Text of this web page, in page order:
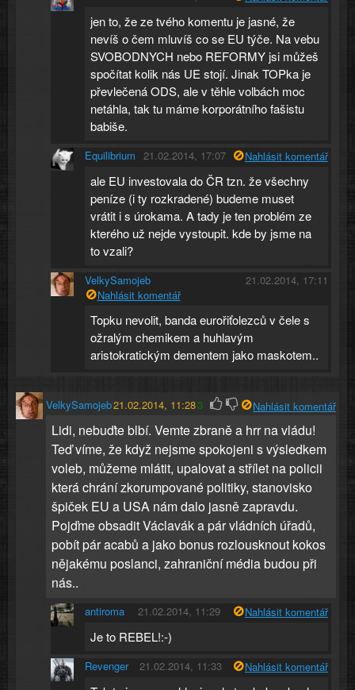
jen to, že ze tvého komentu je jasné, že
nevíš o čem mluvíš co se EU týče. Na vebu
SVOBODNYCH nebo REFORMY jsi můžeš
spočítat kolik nás UE stojí. Jinak TOPka je
převlečená ODS, ale v těhle volbách moc
netáhla, tak tu máme korporátního fašistu
babiše.
Equilibrium 21.02.2014, 17:07 Nahlásit komentář
ale EU investovala do ČR tzn. že všechny
peníze (i ty rozkradené) budeme muset
vrátit i s úrokama. A tady je ten problém ze
kterého už nejde vystoupit. kde by jsme na
to vzali?
VelkySamojeb
21.02.2014, 17:11
Nahlásit komentář
Topku nevolit, banda eurořiťolezců v čele s
ožralým chemikem a huhlavým
aristokratickým dementem jako maskotem..
VelkySamojeb21.02.2014, 11:283 Nahlásit komentář
Lidi, nebuďte blbí. Vemte zbraně a hrr na vládu!
Teď víme, že když nejsme spokojeni s výsledkem
voleb, můžeme mlátit, upalovat a střílet na policii
která chrání zkorumpované politiky, stanovisko
špiček EU a USA nám dalo jasně zapravdu.
Pojďme obsadit Václavák a pár vládních úřadů,
pobít pár acabů a jako bonus rozlousknout kokos
nějakému poslanci, zahraniční média budou při
nás..
antiroma 21.02.2014, 11:29 Nahlásit komentář
Je to REBEL!:-)
Revenger 21.02.2014, 11:33 Nahlásit komentář